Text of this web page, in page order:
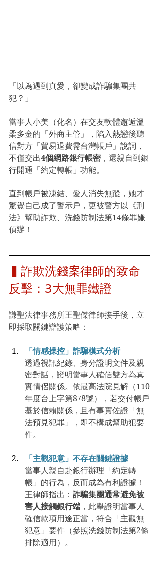
「以為遇到真愛，卻變成詐騙集團共
犯？」
當事人小美（化名）在交友軟體邂逅溫
柔多金的「外商主管」，陷入熱戀後聽
信對方「貿易退費需台灣帳戶」說詞，
不僅交出4個網路銀行帳密 ，還親自到銀
行開通「約定轉帳」功能。
直到帳戶被凍結、愛人消失無蹤，她才
驚覺自己成了警示戶，更被警方以《刑
法》幫助詐欺、洗錢防制法第14條罪嫌
偵辦！
▍詐欺洗錢案律師的致命
反擊：3大無罪鐵證
謙聖法律事務所王聖傑律師接手後，立
即採取關鍵辯護策略：
「情感操控」詐騙模式分析
透過視訊紀錄、身分證明文件及親
密對話，證明當事人確信雙方為真
實情侶關係。依最高法院見解（110
年度台上字第878號），若交付帳戶
基於信賴關係，且有事實佐證「無
法預見犯罪」，即不構成幫助犯要
件。
「主觀犯意」不存在關鍵證據
當事人親自赴銀行辦理「約定轉
帳」的行為，反而成為有利證據！
王律師指出： 詐騙集團通常避免被
害人接觸銀行端 ，此舉證明當事人
確信款項用途正當，符合「主觀無
犯意」要件（參照洗錢防制法第2條
排除適用）。